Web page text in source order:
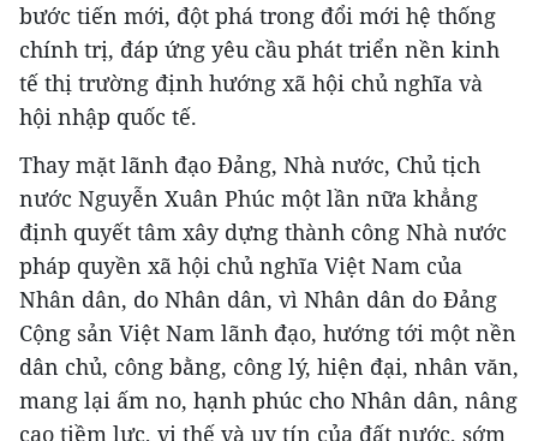
bước tiến mới, đột phá trong đổi mới hệ thống
chính trị, đáp ứng yêu cầu phát triển nền kinh
tế thị trường định hướng xã hội chủ nghĩa và
hội nhập quốc tế.
Thay mặt lãnh đạo Đảng, Nhà nước, Chủ tịch
nước Nguyễn Xuân Phúc một lần nữa khẳng
định quyết tâm xây dựng thành công Nhà nước
pháp quyền xã hội chủ nghĩa Việt Nam của
Nhân dân, do Nhân dân, vì Nhân dân do Đảng
Cộng sản Việt Nam lãnh đạo, hướng tới một nền
dân chủ, công bằng, công lý, hiện đại, nhân văn,
mang lại ấm no, hạnh phúc cho Nhân dân, nâng
cao tiềm lực, vị thế và uy tín của đất nước, sớm